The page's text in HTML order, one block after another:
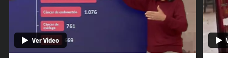
Ver Video